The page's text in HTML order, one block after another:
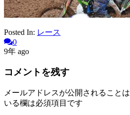
Posted In: レース
0
9年 ago
コメントを残す
メールアドレスが公開されることは
いる欄は必須項目です